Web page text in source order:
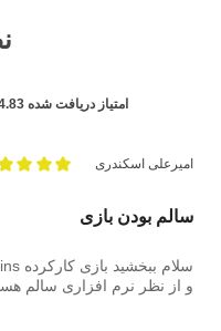
امتیاز دریافت شده
امیرعلی اسکندری
سالم بودن بازی
و از نظر نرم افزاری سالم